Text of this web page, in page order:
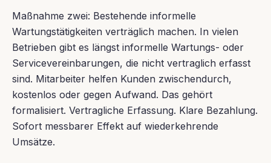
Maßnahme zwei: Bestehende informelle
Wartungstätigkeiten verträglich machen. In vielen
Betrieben gibt es längst informelle Wartungs- oder
Servicevereinbarungen, die nicht vertraglich erfasst
sind. Mitarbeiter helfen Kunden zwischendurch,
kostenlos oder gegen Aufwand. Das gehört
formalisiert. Vertragliche Erfassung. Klare Bezahlung.
Sofort messbarer Effekt auf wiederkehrende
Umsätze.